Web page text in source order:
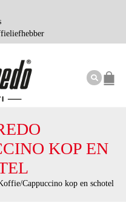
KOP EN
Cappuccino kop en schotel